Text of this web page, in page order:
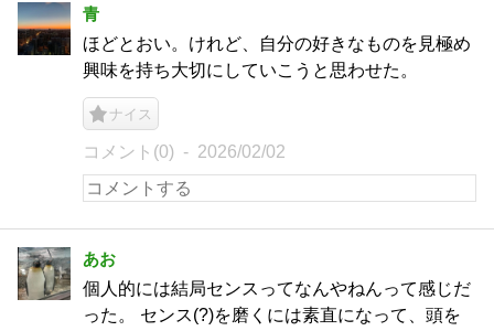
青
ほどとおい。けれど、自分の好きなものを見極め
興味を持ち大切にしていこうと思わせた。
ナイス
コメント(0) 2026/02/02
あお
個人的には結局センスってなんやねんって感じだ
った。 センス(?)を磨くには素直になって、頭を